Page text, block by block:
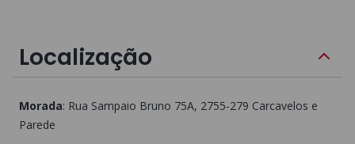
Localização
Morada: Rua Sampaio Bruno 75A, 2755-279 Carcavelos e
Parede